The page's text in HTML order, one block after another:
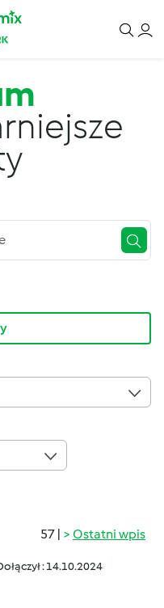
57 | Ostatni wpis
: 14.10.2024